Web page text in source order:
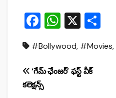
F
c
e
b
W
at
s
X
ar
#Bollywood, #Movies,
Post
‘గేమ్ ఛేంజర్‌’ ఫస్ట్ వీక్
కలెక్షన్స్